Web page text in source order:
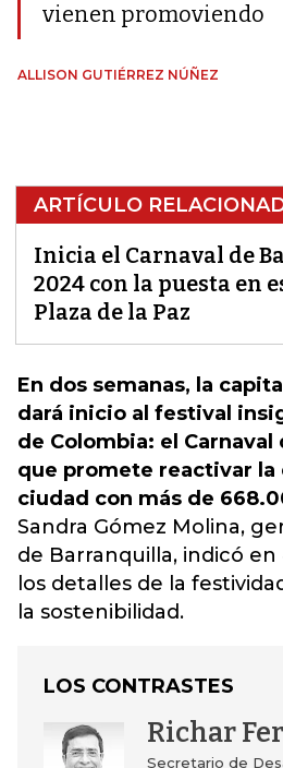
vienen promoviendo
ALLISON GUTIÉRREZ NÚÑEZ
ARTÍCULO
Inicia el Carnaval de
2024 con la puesta en
Plaza de la Paz
En dos semanas, la
dará inicio al festival
de Colombia: el Carnaval
que promete reactivar la
ciudad con más de
Sandra Gómez Molina,
de Barranquilla, indicó
los detalles de la
la sostenibilidad.
LOS CONTRASTES
Richar
Secretario de